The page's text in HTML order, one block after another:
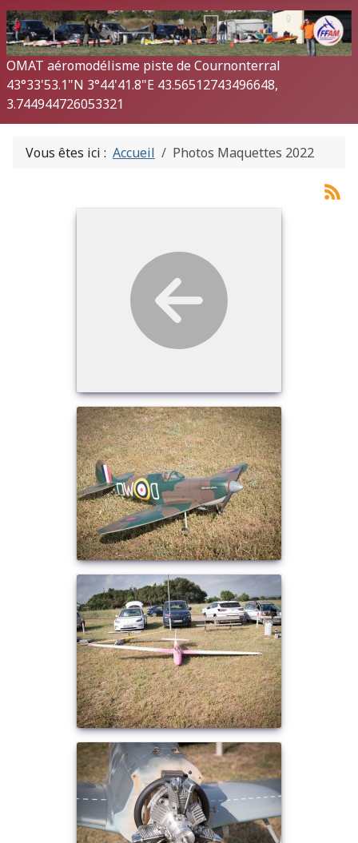
OMAT aéromodélisme piste de Cournonterral
43°33'53.1"N 3°44'41.8"E 43.56512743496648,
3.744944726053321
Vous êtes ici : Accueil Photos Maquettes 2022